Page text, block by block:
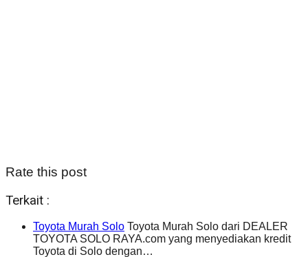
Rate this post
Terkait :
Toyota Murah Solo Toyota Murah Solo dari DEALER
TOYOTA SOLO RAYA.com yang menyediakan kredit
Toyota di Solo dengan…